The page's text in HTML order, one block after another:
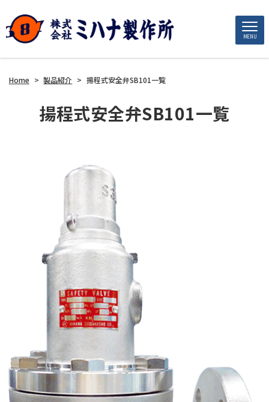
MENU
Home > 製品紹介 > 揚程式安全弁SB101一覧
揚程式安全弁SB101一覧